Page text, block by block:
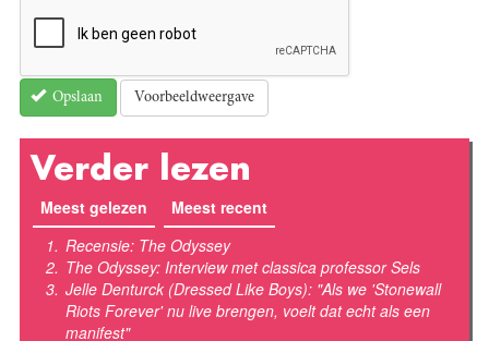
Opslaan Voorbeeldweergave
Verder lezen
Meest gelezen (actieve tabblad)
Meest recent
Recensie: The Odyssey
The Odyssey: Interview met classica professor Sels
Jelle Denturck (Dressed Like Boys): "Als we 'Stonewall
Riots Forever' nu live brengen, voelt dat echt als een
manifest"